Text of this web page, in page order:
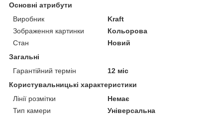
Основні атрибути
Виробник
Kraft
Зображення картинки
Кольорова
Стан
Новий
Загальні
Гарантійний термін
12 міс
Користувальницькі характеристики
Лінії розмітки
Немає
Тип камери
Універсальна